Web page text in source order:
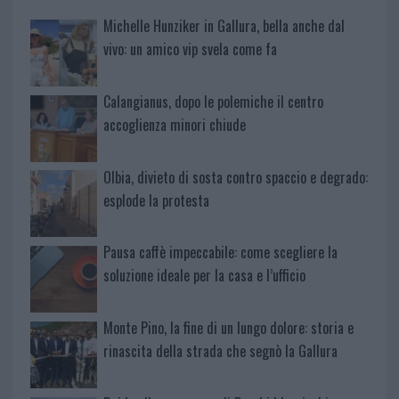
Michelle Hunziker in Gallura, bella anche dal
vivo: un amico vip svela come fa
Calangianus, dopo le polemiche il centro
accoglienza minori chiude
Olbia, divieto di sosta contro spaccio e degrado:
esplode la protesta
Pausa caffè impeccabile: come scegliere la
soluzione ideale per la casa e l’ufficio
Monte Pino, la fine di un lungo dolore: storia e
rinascita della strada che segnò la Gallura